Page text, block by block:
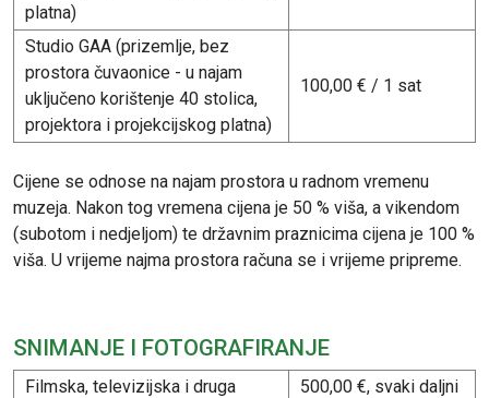
platna)
Studio GAA (prizemlje, bez
prostora čuvaonice - u najam
uključeno korištenje 40 stolica,
projektora i projekcijskog platna)
100,00 € / 1 sat
Cijene se odnose na najam prostora u radnom vremenu
muzeja. Nakon tog vremena cijena je 50 % viša, a vikendom
(subotom i nedjeljom) te državnim praznicima cijena je 100 %
viša. U vrijeme najma prostora računa se i vrijeme pripreme.
SNIMANJE I FOTOGRAFIRANJE
Filmska, televizijska i druga
500,00 €, svaki daljni